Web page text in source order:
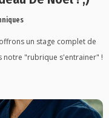
un stage complet de
notre "rubrique s'entrainer" !